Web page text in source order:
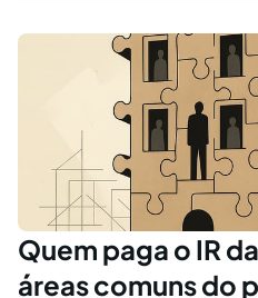
Quem paga o IR
áreas comuns do